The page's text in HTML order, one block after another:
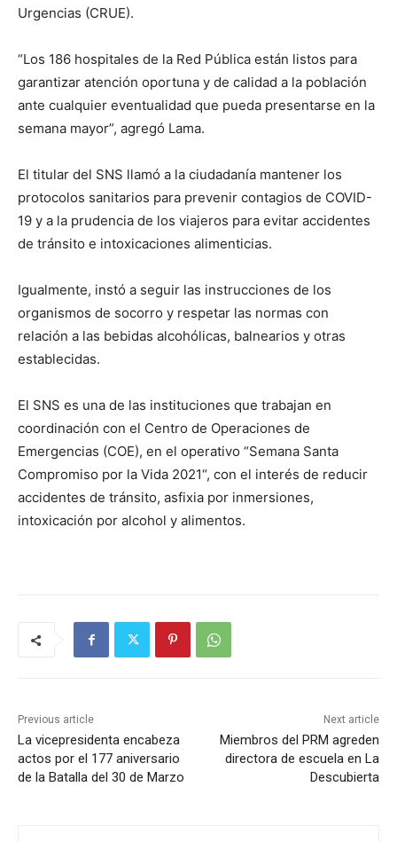
Urgencias (CRUE).
“Los 186 hospitales de la Red Pública están listos para
garantizar atención oportuna y de calidad a la población
ante cualquier eventualidad que pueda presentarse en la
semana mayor”, agregó Lama.
El titular del SNS llamó a la ciudadanía mantener los
protocolos sanitarios para prevenir contagios de COVID-
19 y a la prudencia de los viajeros para evitar accidentes
de tránsito e intoxicaciones alimenticias.
Igualmente, instó a seguir las instrucciones de los
organismos de socorro y respetar las normas con
relación a las bebidas alcohólicas, balnearios y otras
establecidas.
El SNS es una de las instituciones que trabajan en
coordinación con el Centro de Operaciones de
Emergencias (COE), en el operativo “Semana Santa
Compromiso por la Vida 2021“, con el interés de reducir
accidentes de tránsito, asfixia por inmersiones,
intoxicación por alcohol y alimentos.
Previous article
La vicepresidenta encabeza
actos por el 177 aniversario
de la Batalla del 30 de Marzo
Next article
Miembros del PRM agreden
directora de escuela en La
Descubierta